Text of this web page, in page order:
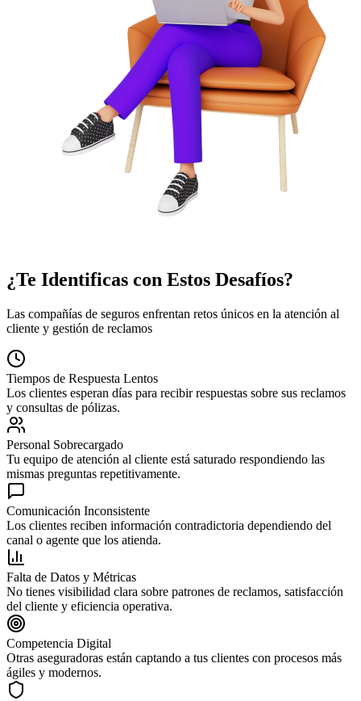
¿Te Identificas con Estos Desafíos?
Las compañías de seguros enfrentan retos únicos en la atención al
cliente y gestión de reclamos
Tiempos de Respuesta Lentos
Los clientes esperan días para recibir respuestas sobre sus reclamos
y consultas de pólizas.
Personal Sobrecargado
Tu equipo de atención al cliente está saturado respondiendo las
mismas preguntas repetitivamente.
Comunicación Inconsistente
Los clientes reciben información contradictoria dependiendo del
canal o agente que los atienda.
Falta de Datos y Métricas
No tienes visibilidad clara sobre patrones de reclamos, satisfacción
del cliente y eficiencia operativa.
Competencia Digital
Otras aseguradoras están captando a tus clientes con procesos más
ágiles y modernos.